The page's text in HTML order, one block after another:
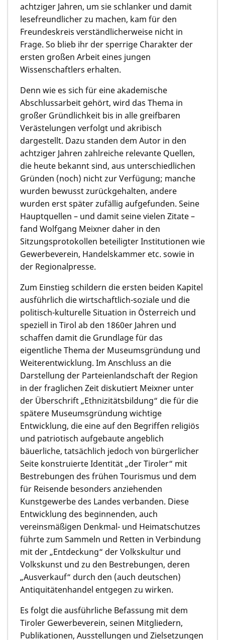
achtziger Jahren, um sie schlanker und damit
lesefreundlicher zu machen, kam für den
Freundeskreis verständlicherweise nicht in
Frage. So blieb ihr der sperrige Charakter der
ersten großen Arbeit eines jungen
Wissenschaftlers erhalten.
Denn wie es sich für eine akademische
Abschlussarbeit gehört, wird das Thema in
großer Gründlichkeit bis in alle greifbaren
Verästelungen verfolgt und akribisch
dargestellt. Dazu standen dem Autor in den
achtziger Jahren zahlreiche relevante Quellen,
die heute bekannt sind, aus unterschiedlichen
Gründen (noch) nicht zur Verfügung; manche
wurden bewusst zurückgehalten, andere
wurden erst später zufällig aufgefunden. Seine
Hauptquellen – und damit seine vielen Zitate –
fand Wolfgang Meixner daher in den
Sitzungsprotokollen beteiligter Institutionen wie
Gewerbeverein, Handelskammer etc. sowie in
der Regionalpresse.
Zum Einstieg schildern die ersten beiden Kapitel
ausführlich die wirtschaftlich-soziale und die
politisch-kulturelle Situation in Österreich und
speziell in Tirol ab den 1860er Jahren und
schaffen damit die Grundlage für das
eigentliche Thema der Museumsgründung und
Weiterentwicklung. Im Anschluss an die
Darstellung der Parteienlandschaft der Region
in der fraglichen Zeit diskutiert Meixner unter
der Überschrift „Ethnizitätsbildung“ die für die
spätere Museumsgründung wichtige
Entwicklung, die eine auf den Begriffen religiös
und patriotisch aufgebaute angeblich
bäuerliche, tatsächlich jedoch von bürgerlicher
Seite konstruierte Identität „der Tiroler“ mit
Bestrebungen des frühen Tourismus und dem
für Reisende besonders anziehenden
Kunstgewerbe des Landes verbanden. Diese
Entwicklung des beginnenden, auch
vereinsmäßigen Denkmal- und Heimatschutzes
führte zum Sammeln und Retten in Verbindung
mit der „Entdeckung“ der Volkskultur und
Volkskunst und zu den Bestrebungen, deren
„Ausverkauf“ durch den (auch deutschen)
Antiquitätenhandel entgegen zu wirken.
Es folgt die ausführliche Befassung mit dem
Tiroler Gewerbeverein, seinen Mitgliedern,
Publikationen, Ausstellungen und Zielsetzungen